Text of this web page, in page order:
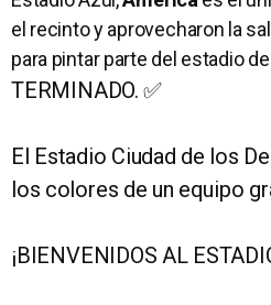
el recinto y aprovecharon la
para pintar parte del estadio
TERMINADO. ✅
El Estadio Ciudad de los
los colores de un equipo
¡BIENVENIDOS AL